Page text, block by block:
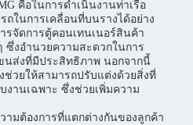
คือในการดำเนินงานท่าเรือ
ถในการเคลื่อนที่บนรางได้อย่าง
รจัดการตู้คอนเทนเนอร์สินค้า
งอำนวยความสะดวกในการ
นส่งที่มีประสิทธิภาพ นอกจากนี้
วยให้สามารถปรับแต่งด้วยสิ่งที่
งานเฉพาะ ซึ่งช่วยเพิ่มความ
ามต้องการที่แตกต่างกันของลูกค้า